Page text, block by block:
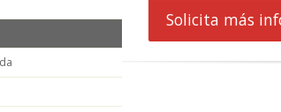
Solicita más